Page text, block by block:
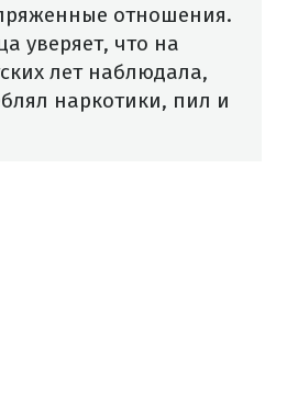
отношения.
уверяет, что на
лет наблюдала,
наркотики, пил и